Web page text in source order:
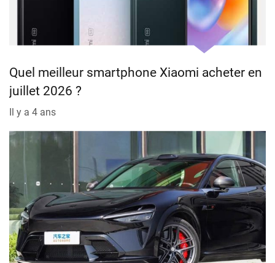
Quel meilleur smartphone Xiaomi acheter en
juillet 2026 ?
Il y a 4 ans